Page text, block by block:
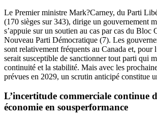
Le Premier ministre Mark?Carney, du Parti
(170 sièges sur 343), dirige un gouvernement
s’appuie sur un soutien au cas par cas du Bloc
Nouveau Parti Démocratique (7). Les
sont relativement fréquents au Canada et, pour
serait susceptible de sanctionner tout parti qui
continuité et la stabilité. Mais avec les
prévues en 2029, un scrutin anticipé constitue
L’incertitude commerciale continue
économie en sousperformance